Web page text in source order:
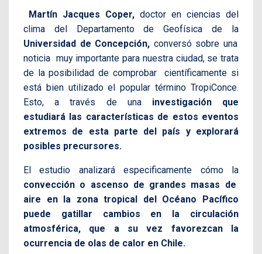
Martín Jacques Coper, doctor en ciencias del
clima del Departamento de Geofísica de la
Universidad de Concepción, conversó sobre una
noticia muy importante para nuestra ciudad, se trata
de la posibilidad de comprobar científicamente si
está bien utilizado el popular término TropiConce.
Esto, a través de una investigación que
estudiará las características de estos eventos
extremos de esta parte del país y explorará
posibles precursores.
El estudio analizará especificamente cómo la
convección o ascenso de grandes masas de
aire en la zona tropical del Océano Pacífico
puede gatillar cambios en la circulación
atmosférica, que a su vez favorezcan la
ocurrencia de olas de calor en Chile.